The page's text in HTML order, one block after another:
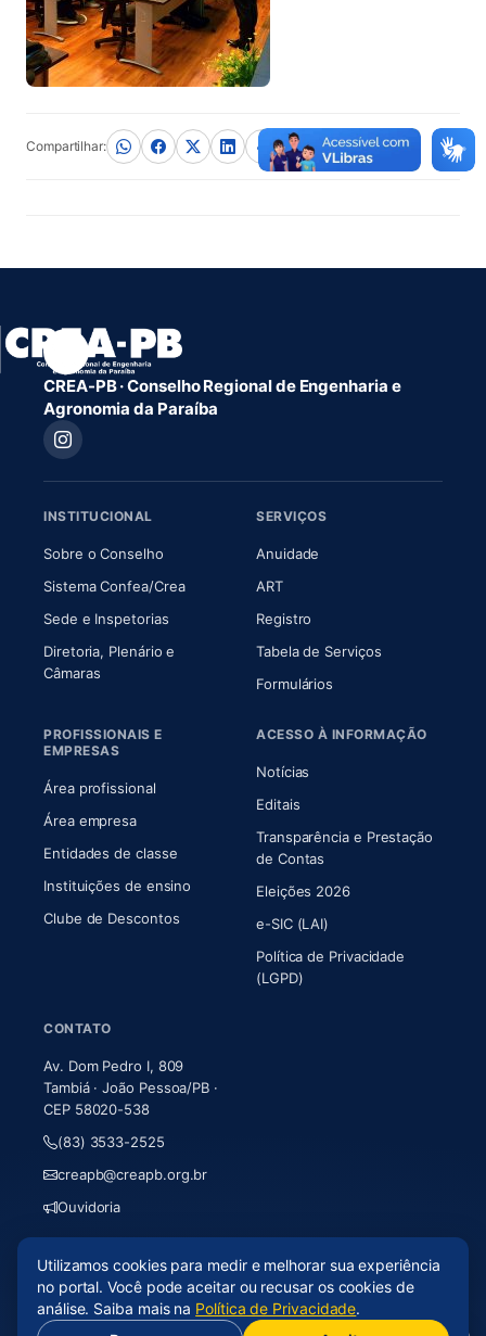
Compartilhar:
CREA-PB · Conselho Regional de Engenharia e
Agronomia da Paraíba
INSTITUCIONAL
Sobre o Conselho(abre em nova aba)
Sistema Confea/Crea(abre em nova aba)
Sede e Inspetorias
Diretoria, Plenário e
Câmaras(abre em nova aba)
SERVIÇOS
Anuidade
ART(abre em nova aba)
Registro
Tabela de Serviços
Formulários
PROFISSIONAIS E
EMPRESAS
Área profissional
Área empresa
Entidades de classe
Instituições de ensino
Clube de Descontos
ACESSO À INFORMAÇÃO
Notícias
Editais
Transparência e Prestação
de Contas
Eleições 2026
e-SIC (LAI)
Política de Privacidade
(LGPD)
CONTATO
Av. Dom Pedro I, 809
Tambiá · João Pessoa/PB ·
CEP 58020-538
(83) 3533-2525
creapb@creapb.org.br
Ouvidoria
© 2026 CREA-PB · Todos os direitos reservados
Acessibilidade
Mapa do site· LGPD
Utilizamos cookies para medir e melhorar sua experiência
no portal. Você pode aceitar ou recusar os cookies de
análise. Saiba mais na Política de Privacidade.